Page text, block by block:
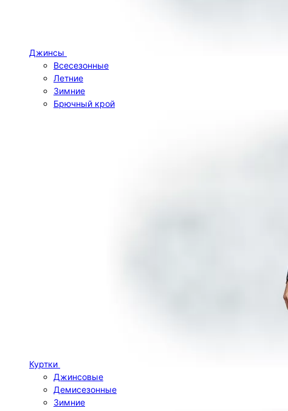
Джинсы
Всесезонные
Летние
Зимние
Брючный крой
Куртки
Джинсовые
Демисезонные
Зимние